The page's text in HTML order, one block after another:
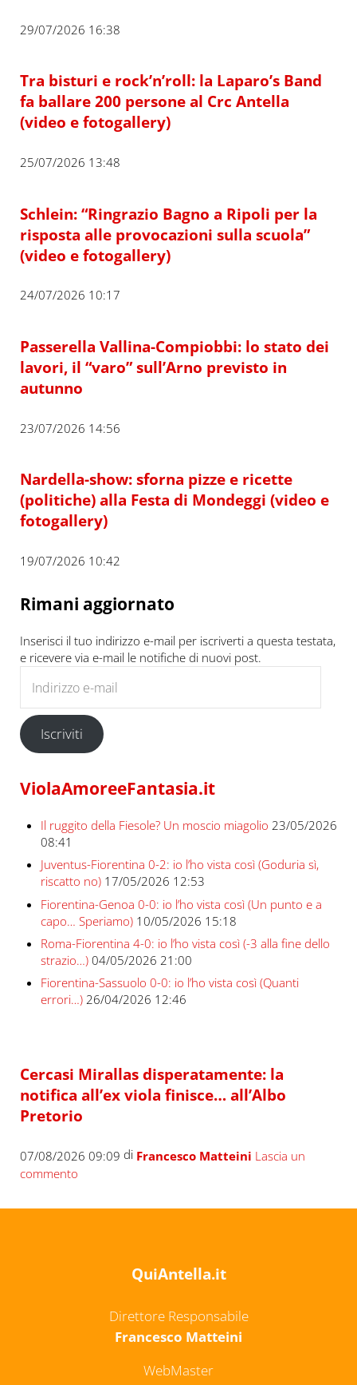
29/07/2026 16:38
Tra bisturi e rock’n’roll: la Laparo’s Band
fa ballare 200 persone al Crc Antella
(video e fotogallery)
25/07/2026 13:48
Schlein: “Ringrazio Bagno a Ripoli per la
risposta alle provocazioni sulla scuola”
(video e fotogallery)
24/07/2026 10:17
Passerella Vallina-Compiobbi: lo stato dei
lavori, il “varo” sull’Arno previsto in
autunno
23/07/2026 14:56
Nardella-show: sforna pizze e ricette
(politiche) alla Festa di Mondeggi (video e
fotogallery)
19/07/2026 10:42
Rimani aggiornato
Inserisci il tuo indirizzo e-mail per iscriverti a questa testata,
e ricevere via e-mail le notifiche di nuovi post.
Iscriviti
ViolaAmoreeFantasia.it
Il ruggito della Fiesole? Un moscio miagolio 23/05/2026
08:41
Juventus-Fiorentina 0-2: io l’ho vista così (Goduria sì,
riscatto no) 17/05/2026 12:53
Fiorentina-Genoa 0-0: io l’ho vista così (Un punto e a
capo… Speriamo) 10/05/2026 15:18
Roma-Fiorentina 4-0: io l’ho vista così (-3 alla fine dello
strazio…) 04/05/2026 21:00
Fiorentina-Sassuolo 0-0: io l’ho vista così (Quanti
errori…) 26/04/2026 12:46
Cercasi Mirallas disperatamente: la
notifica all’ex viola finisce… all’Albo
Pretorio
07/08/2026 09:09 di Francesco Matteini Lascia un
commento
QuiAntella.it
Direttore Responsabile
Francesco Matteini
WebMaster